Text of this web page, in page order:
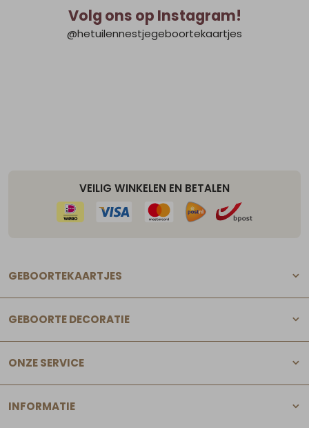
Volg ons op Instagram!
@hetuilennestjegeboortekaartjes
VEILIG WINKELEN EN BETALEN
GEBOORTEKAARTJES
GEBOORTE DECORATIE
ONZE SERVICE
INFORMATIE